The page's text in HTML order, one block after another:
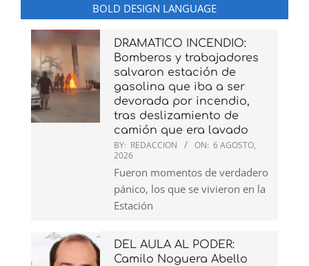
BOLD DESIGN LANGUAGE
DRAMATICO INCENDIO:
Bomberos y trabajadores
salvaron estación de
gasolina que iba a ser
devorada por incendio,
tras deslizamiento de
camión que era lavado
BY: REDACCION ON: 6 AGOSTO,
2026
Fueron momentos de verdadero
pánico, los que se vivieron en la
Estación
DEL AULA AL PODER:
Camilo Noguera Abello